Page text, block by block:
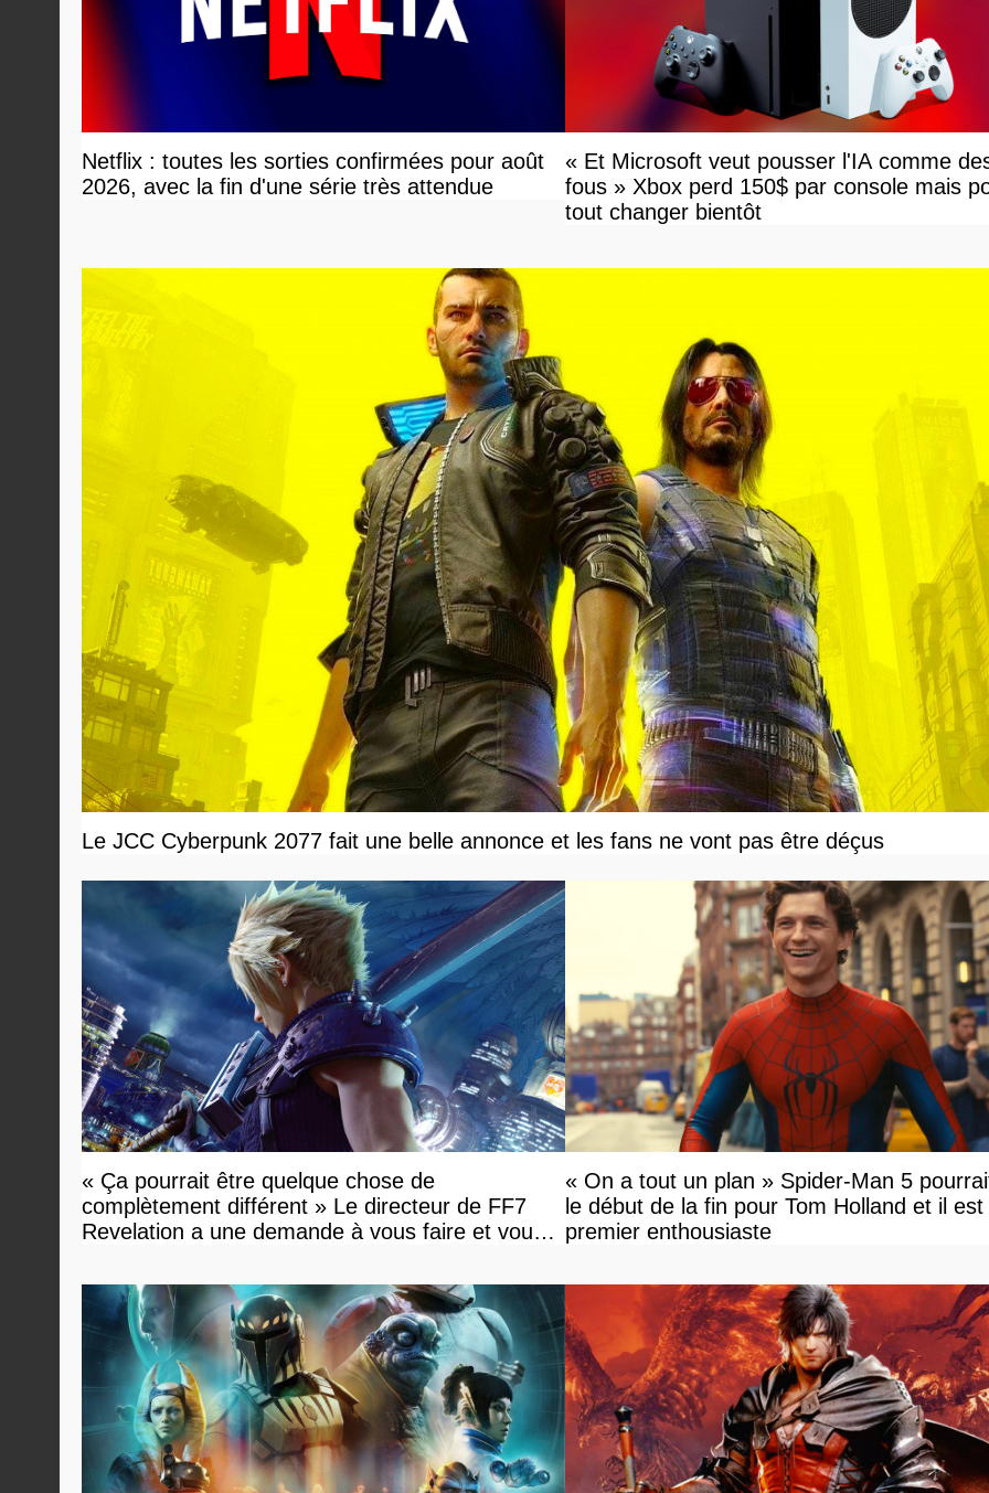
Netflix : toutes les sorties confirmées pour août
2026, avec la fin d'une série très attendue
« Et Microsoft veut pousser l'IA comme
fous » Xbox perd 150$ par console mais
tout changer bientôt
Le JCC Cyberpunk 2077 fait une belle annonce et les fans ne vont pas être déçus
« Ça pourrait être quelque chose de
complètement différent » Le directeur de FF7
Revelation a une demande à vous faire et vous
« On a tout un plan » Spider-Man 5
le début de la fin pour Tom Holland et il est le
premier enthousiaste